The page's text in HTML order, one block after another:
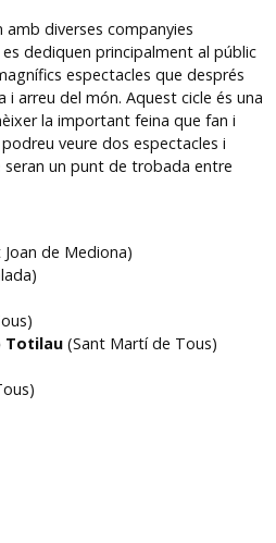
amb diverses companyies
dediquen principalment al públic
espectacles que després
arreu del món. Aquest cicle és una
la important feina que fan i
veure dos espectacles i
un punt de trobada entre
Joan de Mediona)
Totilau (Sant Martí de Tous)